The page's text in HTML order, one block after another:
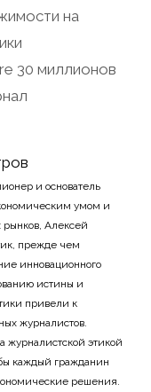
на
30 миллионов
и основатель
умом и
Алексей
прежде чем
инновационного
истины и
привели к
журналистов.
журналистской этикой
каждый гражданин
решения.